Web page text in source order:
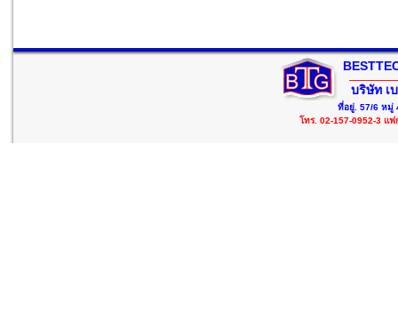
บริษัท เ
ที่อยู่. 57/6 หมู่
โทร. 02-157-0952-3 แ